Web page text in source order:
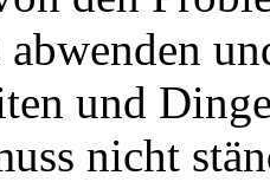
und
nicht